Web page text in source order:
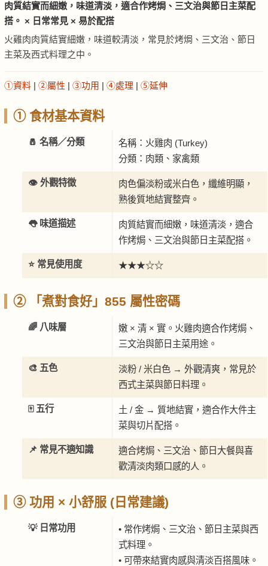
肉質結實而細嫩，味道清淡，適合作烤焗、三文治與節日主菜配
搭。 × 日常常見 × 易於配搭
火雞肉肉質結實細嫩，味道較清淡，常見於烤焗、三文治、節日
主菜及西式料理之中。
①資料 | ②屬性 | ③功用 | ④處理 | ⑤延伸
① 食材基本資料
🧂 名稱／分類
名稱：火雞肉 (Turkey)
分類：肉類、家禽類
👁️ 外觀特徵
肉色偏淡粉或米白色，纖維明顯，
熟後質地結實整齊。
👅 味道描述
肉質結實而細嫩，味道清淡，適合
作烤焗、三文治與節日主菜配搭。
⭐ 常見使用度 ★★★☆☆
② 「煮對食好」855 屬性密碼
🌈 八味層
嫩 × 清 × 實。火雞肉適合作烤焗、
三文治與節日主菜用途。
🎨 五色
淡粉 / 米白色 → 外觀清爽，常見於
西式主菜與節日料理。
🀄 五行
土 / 金 → 質地結實，適合作大件主
菜與切片配搭。
📌 常見不適知識
適合烤焗、三文治、節日大餐與喜
歡清淡肉類口感的人。
③ 功用 × 小舒服 (日常建議)
💡 日常功用
• 常作烤焗、三文治、節日主菜與西
式料理。
• 可帶來結實肉感與清淡百搭風味。